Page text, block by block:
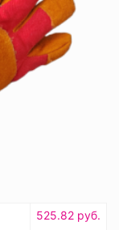
525.82 руб.